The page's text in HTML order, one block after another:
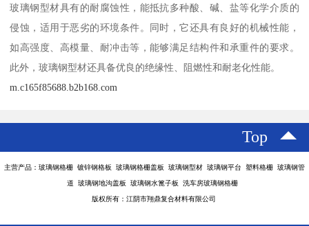
玻璃钢型材具有的耐腐蚀性，能抵抗多种酸、碱、盐等化学介质的
侵蚀，适用于恶劣的环境条件。同时，它还具有良好的机械性能，
如高强度、高模量、耐冲击等，能够满足结构件和承重件的要求。
此外，玻璃钢型材还具备优良的绝缘性、阻燃性和耐老化性能。
m.c165f85688.b2b168.com
Top
主营产品：玻璃钢格栅 镀锌钢格板 玻璃钢格栅盖板 玻璃钢型材 玻璃钢平台 塑料格栅 玻璃钢管
道 玻璃钢地沟盖板 玻璃钢水篦子板 洗车房玻璃钢格栅
版权所有：江阴市翔鼎复合材料有限公司